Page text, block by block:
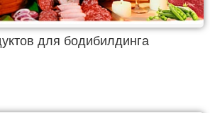
для бодибилдинга